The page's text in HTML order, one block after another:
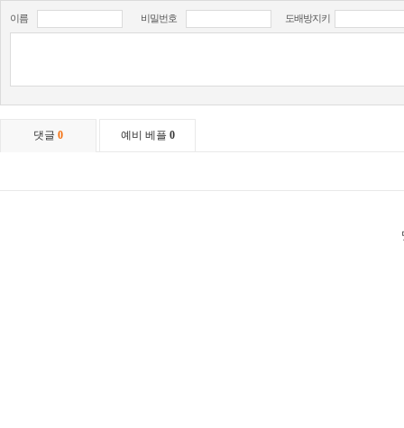
이름 비밀번호 도배방지키
댓글 0 예비 베플 0